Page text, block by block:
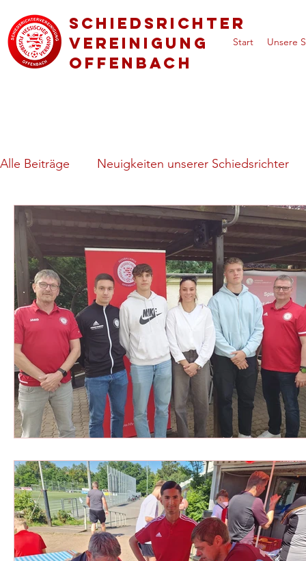
Schiedsrichter
vereinigung
Offenbach
Start Unsere
Alle Beiträge Neuigkeiten unserer Schiedsrichter
Regeln & besondere Spielsituationen